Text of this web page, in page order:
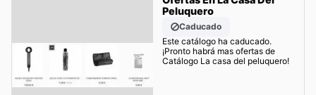
Peluquero
Caducado
Este catálogo ha caducado.
¡Pronto habrá mas ofertas de
Catálogo La casa del peluquero!